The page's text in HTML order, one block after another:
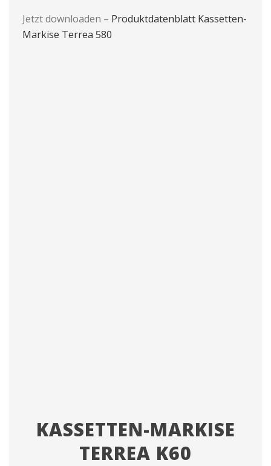
Jetzt downloaden – Produktdatenblatt Kassetten-
Markise Terrea 580
KASSETTEN-MARKISE
TERREA K60